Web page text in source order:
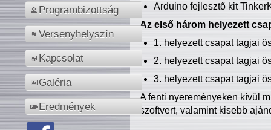
Programbizottság
Versenyhelyszín
Kapcsolat
Galéria
Eredmények
Arduino fejlesztő kit
Az első három helyezett
1. helyezett csapat tagjai
2. helyezett csapat tagjai
3. helyezett csapat tagjai
A fenti nyereményeken kívül
szoftvert, valamint kisebb